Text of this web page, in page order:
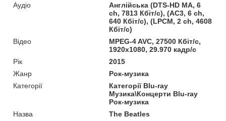
Аудіо
Англійська (DTS-HD MA, 6
ch, 7813 Кбіт/с), (AC3, 6 ch,
640 Кбіт/с), (LPCM, 2 ch, 4608
Кбіт/с)
Відео
MPEG-4 AVC, 27500 Кбіт/с,
1920x1080, 29.970 кадр/с
Рік
2015
Жанр
Рок-музика
Категорії
Категорії Blu-ray
Музика\Концерти Blu-ray
Рок-музика
Назва
The Beatles